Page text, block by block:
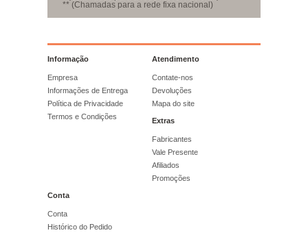
** (Chamadas para a rede fixa nacional)
Informação
Empresa
Informações de Entrega
Política de Privacidade
Termos e Condições
Atendimento
Contate-nos
Devoluções
Mapa do site
Extras
Fabricantes
Vale Presente
Afiliados
Promoções
Conta
Conta
Histórico do Pedido